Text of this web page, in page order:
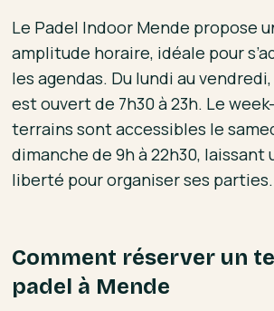
Le Padel Indoor Mende propose
amplitude horaire, idéale pour
les agendas. Du lundi au
est ouvert de 7h30 à 23h. Le
terrains sont accessibles le
dimanche de 9h à 22h30, laissant
liberté pour organiser ses parties.
Comment réserver un
padel à Mende